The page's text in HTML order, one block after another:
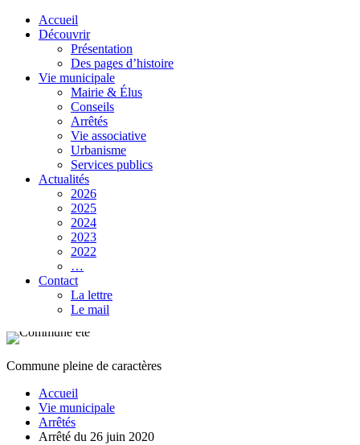
Accueil
Découvrir
Présentation
Des pages d’histoire
Vie municipale
Mairie & Élus
Conseils
Arrêtés
Vie associative
Urbanisme
Services publics
Actualités
2026
2025
2024
2023
2022
…
Contact
La lettre
Le mail
Commune pleine de caractères
Accueil
Vie municipale
Arrêtés
Arrêté du 26 juin 2020